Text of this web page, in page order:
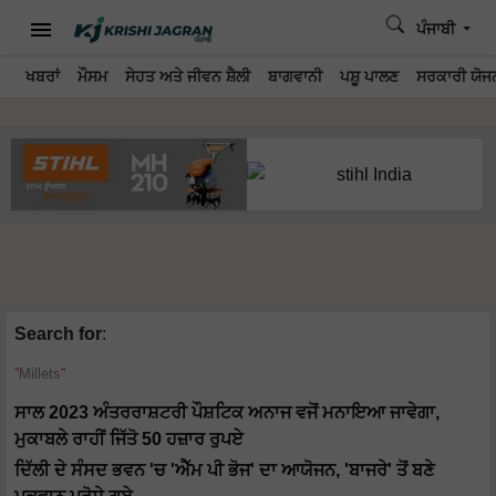
ਖਬਰਾਂ ਮੌਸਮ ਸੇਹਤ ਅਤੇ ਜੀਵਨ ਸ਼ੈਲੀ ਬਾਗਵਾਨੀ ਪਸ਼ੂ ਪਾਲਣ ਸਰਕਾਰੀ
ਪੰਜਾਬੀ
Search for:
Millets
ਸਾਲ 2023 ਅੰਤਰਰਾਸ਼ਟਰੀ ਪੌਸ਼ਟਿਕ ਅਨਾਜ ਵਜੋਂ ਮਨਾਇਆ ਜਾਵੇਗਾ,
ਮੁਕਾਬਲੇ ਰਾਹੀਂ ਜਿੱਤੋ 50 ਹਜ਼ਾਰ ਰੁਪਏ
ਦਿੱਲੀ ਦੇ ਸੰਸਦ ਭਵਨ 'ਚ 'ਐੱਮ ਪੀ ਭੋਜ' ਦਾ ਆਯੋਜਨ, 'ਬਾਜਰੇ' ਤੋਂ ਬਣੇ